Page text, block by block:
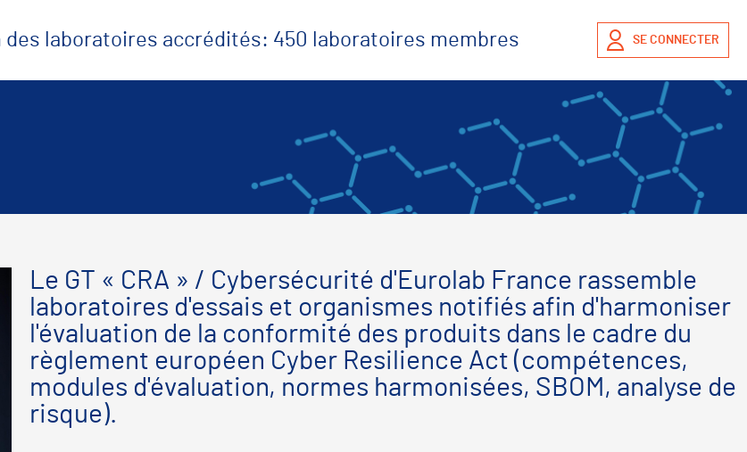
des laboratoires accrédités: 450 laboratoires membres SE CONNECTER
Le GT « CRA » / Cybersécurité d'Eurolab France rassemble
laboratoires d'essais et organismes notifiés afin d'harmoniser
l'évaluation de la conformité des produits dans le cadre du
règlement européen Cyber Resilience Act (compétences,
modules d'évaluation, normes harmonisées, SBOM, analyse de
risque).